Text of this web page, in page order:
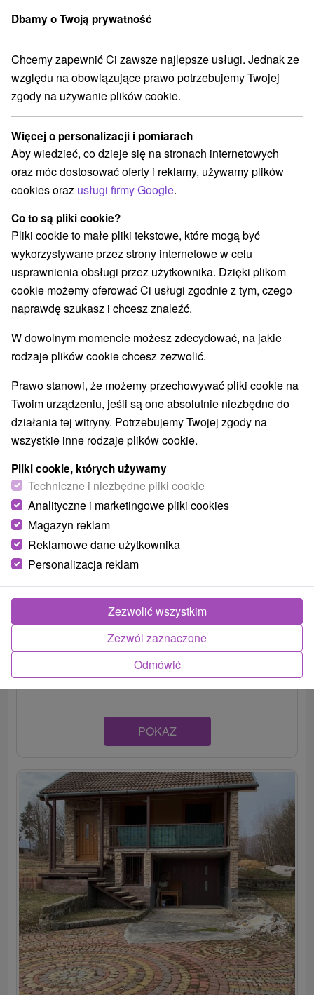
członek grupySorger
Západné Slovensko Trenčiansky kraj Nitrianske Rudno
Chaty na prenájom Nitrianske
Rudno
Kategorie
Wszystkie kategorie
Chaty na prenájom
Penzióny(1)
Wybierz lokalizację lub datę
WSZYSTKO NAJTAŃSZE NAJDROŻSZE NA
Chatová osada Mikop Nitrianske Rudno
Nitrianske Rudno
Praktické ubytovanie v pokojnom prostredí obce
Nitrianske Rudno, priamo v blízkosti obľúbenej vodnej
POKAZ
Dbamy o Twoją prywatność
Chcemy zapewnić Ci zawsze najlepsze usługi. Jednak ze
względu na obowiązujące prawo potrzebujemy Twojej
zgody na używanie plików cookie.
Więcej o personalizacji i pomiarach
Aby wiedzieć, co dzieje się na stronach internetowych
oraz móc dostosować oferty i reklamy, używamy plików
cookies oraz usługi firmy Google.
Co to są pliki cookie?
Pliki cookie to małe pliki tekstowe, które mogą być
wykorzystywane przez strony internetowe w celu
usprawnienia obsługi przez użytkownika. Dzięki plikom
cookie możemy oferować Ci usługi zgodnie z tym, czego
naprawdę szukasz i chcesz znaleźć.
W dowolnym momencie możesz zdecydować, na jakie
rodzaje plików cookie chcesz zezwolić.
Prawo stanowi, że możemy przechowywać pliki cookie na
Twoim urządzeniu, jeśli są one absolutnie niezbędne do
działania tej witryny. Potrzebujemy Twojej zgody na
wszystkie inne rodzaje plików cookie.
Pliki cookie, których używamy
Techniczne i niezbędne pliki cookie
Analityczne i marketingowe pliki cookies
Magazyn reklam
Reklamowe dane użytkownika
Personalizacja reklam
Odmówić
Zezwól zaznaczone
Zezwolić wszystkim